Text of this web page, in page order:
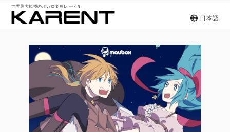
世界最大規模のボカロ楽曲レーベル
日本語